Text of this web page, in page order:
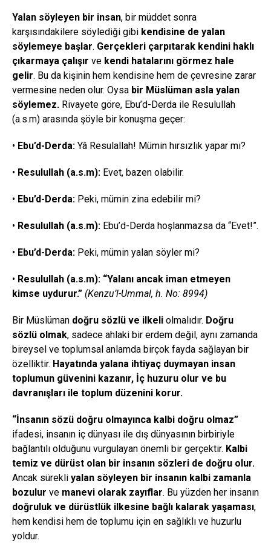
Yalan söyleyen bir insan, bir müddet sonra
karşısındakilere söylediği gibi kendisine de yalan
söylemeye başlar. Gerçekleri çarpıtarak kendini haklı
çıkarmaya çalışır ve kendi hatalarını görmez hale
gelir. Bu da kişinin hem kendisine hem de çevresine zarar
vermesine neden olur. Oysa bir Müslüman asla yalan
söylemez. Rivayete göre, Ebu’d-Derda ile Resulullah
(a.s.m) arasında şöyle bir konuşma geçer:
• Ebu’d-Derda: Yâ Resulallah! Mümin hırsızlık yapar mı?
• Resulullah (a.s.m): Evet, bazen olabilir.
• Ebu’d-Derda: Peki, mümin zina edebilir mi?
• Resulullah (a.s.m): Ebu’d-Derda hoşlanmazsa da “Evet!”.
• Ebu’d-Derda: Peki, mümin yalan söyler mi?
• Resulullah (a.s.m): “Yalanı ancak iman etmeyen
kimse uydurur.” (Kenzu’l-Ummal, h. No: 8994)
Bir Müslüman doğru sözlü ve ilkeli olmalıdır. Doğru
sözlü olmak, sadece ahlaki bir erdem değil, aynı zamanda
bireysel ve toplumsal anlamda birçok fayda sağlayan bir
özelliktir. Hayatında yalana ihtiyaç duymayan insan
toplumun güvenini kazanır, İç huzuru olur ve bu
davranışları ile toplum düzenini korur.
“İnsanın sözü doğru olmayınca kalbi doğru olmaz”
ifadesi, insanın iç dünyası ile dış dünyasının birbiriyle
bağlantılı olduğunu vurgulayan önemli bir gerçektir. Kalbi
temiz ve dürüst olan bir insanın sözleri de doğru olur.
Ancak sürekli yalan söyleyen bir insanın kalbi zamanla
bozulur ve manevi olarak zayıflar. Bu yüzden her insanın
doğruluk ve dürüstlük ilkesine bağlı kalarak yaşaması,
hem kendisi hem de toplumu için en sağlıklı ve huzurlu
yoldur.